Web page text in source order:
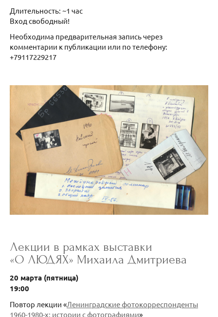
Длительность: ~1 час
Вход свободный!
Необходима предварительная запись через
комментарии к публикации или по телефону:
+79117229217
Лекции в рамках выставки
«О ЛЮДЯХ» Михаила Дмитриева
20 марта (пятница)
19:00
Повтор лекции «Ленинградские фотокорреспонденты
1960-1980-х: истории с фотографиями»